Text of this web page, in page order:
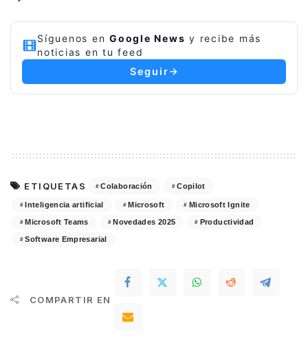
Síguenos en Google News y recibe más
noticias en tu feed
Seguir
ETIQUETAS Colaboración Copilot
Inteligencia artificial Microsoft Microsoft Ignite
Microsoft Teams Novedades 2025 Productividad
Software Empresarial
COMPARTIR EN